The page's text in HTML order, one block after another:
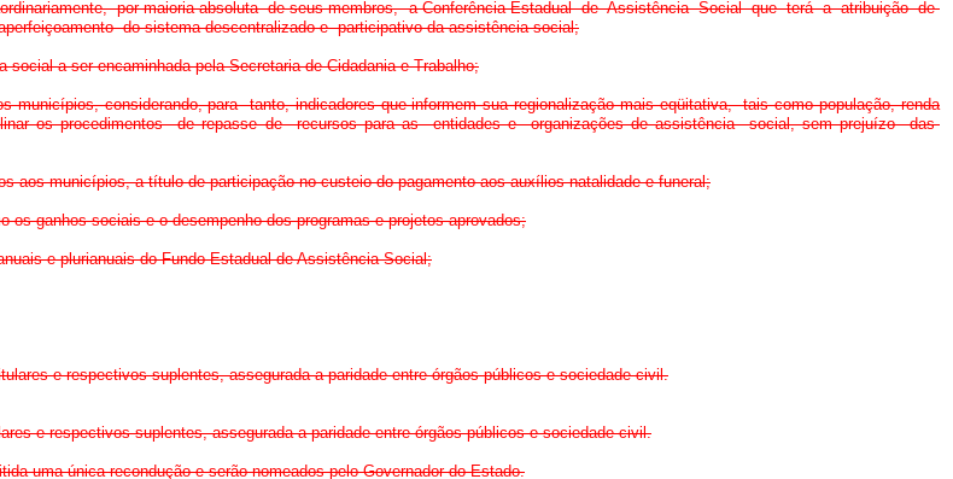
por maioria absoluta de seus membros, a Conferência Estadual de Assistência Social que terá a atribuição de
do sistema descentralizado e participativo da assistência social;
a ser encaminhada pela Secretaria de Cidadania e Trabalho;
considerando, para tanto, indicadores que informem sua regionalização mais eqüitativa, tais como população, renda
os procedimentos de repasse de recursos para as entidades e organizações de assistência social, sem prejuízo das
aos municípios, a título de participação no custeio do pagamento aos auxílios natalidade e funeral;
ganhos sociais e o desempenho dos programas e projetos aprovados;
e plurianuais do Fundo Estadual de Assistência Social;
e respectivos suplentes, assegurada a paridade entre órgãos públicos e sociedade civil.
e respectivos suplentes, assegurada a paridade entre órgãos públicos e sociedade civil.
uma única recondução e serão nomeados pelo Governador do Estado.